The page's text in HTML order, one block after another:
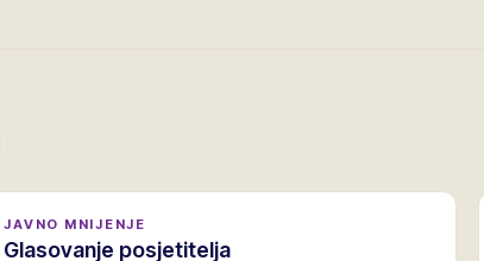
JAVNO MNIJENJE
Glasovanje posjetitelja